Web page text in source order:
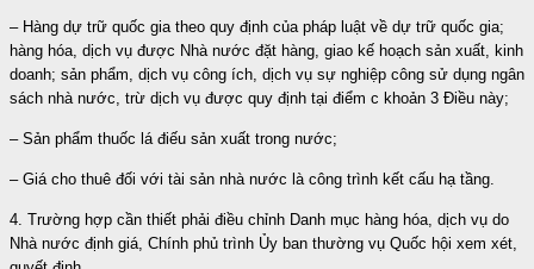
– Hàng dự trữ quốc gia theo quy định của pháp luật về dự trữ quốc gia;
hàng hóa, dịch vụ được Nhà nước đặt hàng, giao kế hoạch sản xuất, kinh
doanh; sản phẩm, dịch vụ công ích, dịch vụ sự nghiệp công sử dụng ngân
sách nhà nước, trừ dịch vụ được quy định tại điểm c khoản 3 Điều này;
– Sản phẩm thuốc lá điếu sản xuất trong nước;
– Giá cho thuê đối với tài sản nhà nước là công trình kết cấu hạ tầng.
4. Trường hợp cần thiết phải điều chỉnh Danh mục hàng hóa, dịch vụ do
Nhà nước định giá, Chính phủ trình Ủy ban thường vụ Quốc hội xem xét,